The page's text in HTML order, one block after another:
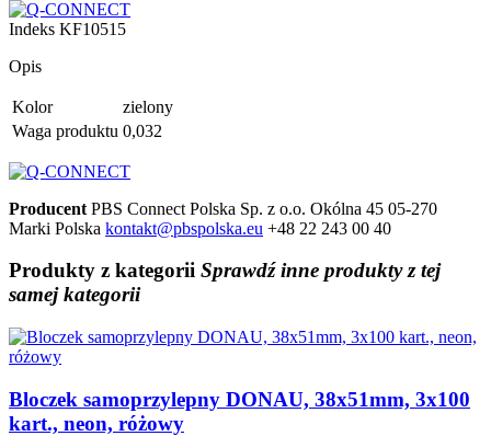
Indeks KF10515
Opis
Kolor
zielony
Waga produktu 0,032
Producent PBS Connect Polska Sp. z o.o. Okólna 45 05-270
Marki Polska kontakt@pbspolska.eu +48 22 243 00 40
Produkty z kategorii Sprawdź inne produkty z tej
samej kategorii
Bloczek samoprzylepny DONAU, 38x51mm, 3x100
kart., neon, różowy